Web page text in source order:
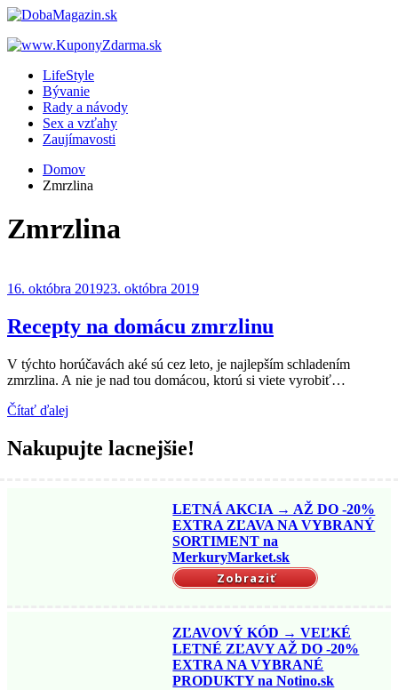
LifeStyle
Bývanie
Rady a návody
Sex a vzťahy
Zaujímavosti
Domov
Zmrzlina
Zmrzlina
16. októbra 201923. októbra 2019
Recepty na domácu zmrzlinu
V týchto horúčavách aké sú cez leto, je najlepším schladením
zmrzlina. A nie je nad tou domácou, ktorú si viete vyrobiť…
Čítať ďalej
Nakupujte lacnejšie!
LETNÁ AKCIA → AŽ DO -20%
EXTRA ZĽAVA NA VYBRANÝ
SORTIMENT na
MerkuryMarket.sk
Zobraziť
ZĽAVOVÝ KÓD → VEĽKÉ
LETNÉ ZĽAVY AŽ DO -20%
EXTRA NA VYBRANÉ
PRODUKTY na Notino.sk